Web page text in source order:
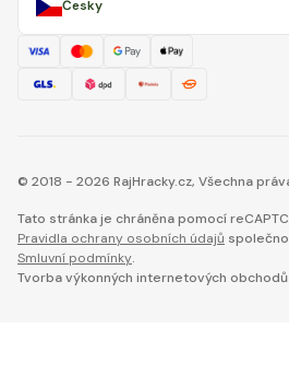
Česky
© 2018 - 2026 RajHracky.cz, Všechna
Tato stránka je chráněna pomocí
Pravidla ochrany osobních údajů
Smluvní podmínky.
Tvorba výkonných internetových